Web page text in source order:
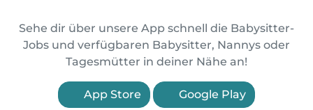
Sehe dir über unsere App schnell die Babysitter-
Jobs und verfügbaren Babysitter, Nannys oder
Tagesmütter in deiner Nähe an!
App Store Google Play